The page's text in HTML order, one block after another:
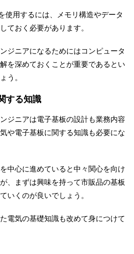
使用するには、メモリ構造やデータ
ておく必要があります。
ジニアになるためにはコンピュータ
を深めておくことが重要であるとい
う。
する知識
ジニアは電子基板の設計も業務内容
や電子基板に関する知識も必要にな
中心に進めていると中々関心を向け
、まずは興味を持って市販品の基板
いくのが良いでしょう。
電気の基礎知識も改めて身につけて